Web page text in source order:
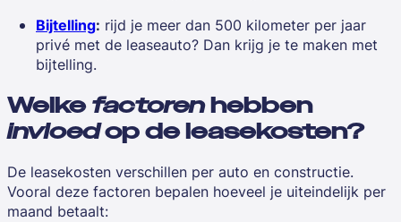
Bijtelling: rijd je meer dan 500 kilometer per jaar
privé met de leaseauto? Dan krijg je te maken met
bijtelling.
Welke factorenhebben
invloedop de leasekosten?
De leasekosten verschillen per auto en constructie.
Vooral deze factoren bepalen hoeveel je uiteindelijk per
maand betaalt: